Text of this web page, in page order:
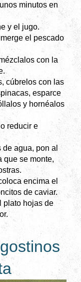
minutos en
y el jugo.
el pescado
con la
cúbrelos con las
esparce
y hornéalos
reducir e
agua, pon al
que se monte,
encima el
de caviar.
plato hojas de